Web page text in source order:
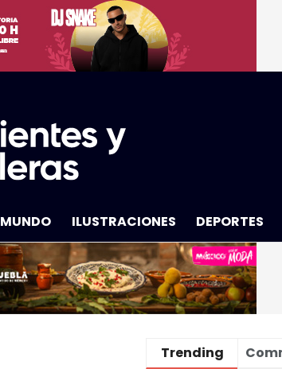
MUNDO ILUSTRACIONES DEPORTES
Trending